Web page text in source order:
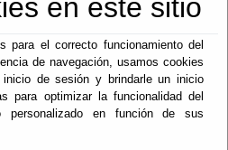
en este sitio
para el correcto funcionamiento del
de navegación, usamos cookies
de sesión y brindarle un inicio
para optimizar la funcionalidad del
personalizado en función de sus